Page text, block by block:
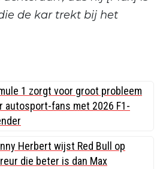
de kar trekt bij het
1 zorgt voor groot probleem
autosport-fans met 2026 F1-
Herbert wijst Red Bull op
die beter is dan Max